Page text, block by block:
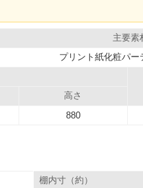
主要素
プリント紙化粧パー
高さ
880
棚内寸（約）